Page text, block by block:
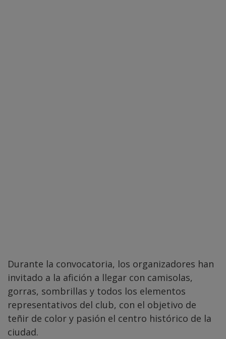
Durante la convocatoria, los organizadores han
invitado a la afición a llegar con camisolas,
gorras, sombrillas y todos los elementos
representativos del club, con el objetivo de
teñir de color y pasión el centro histórico de la
ciudad.